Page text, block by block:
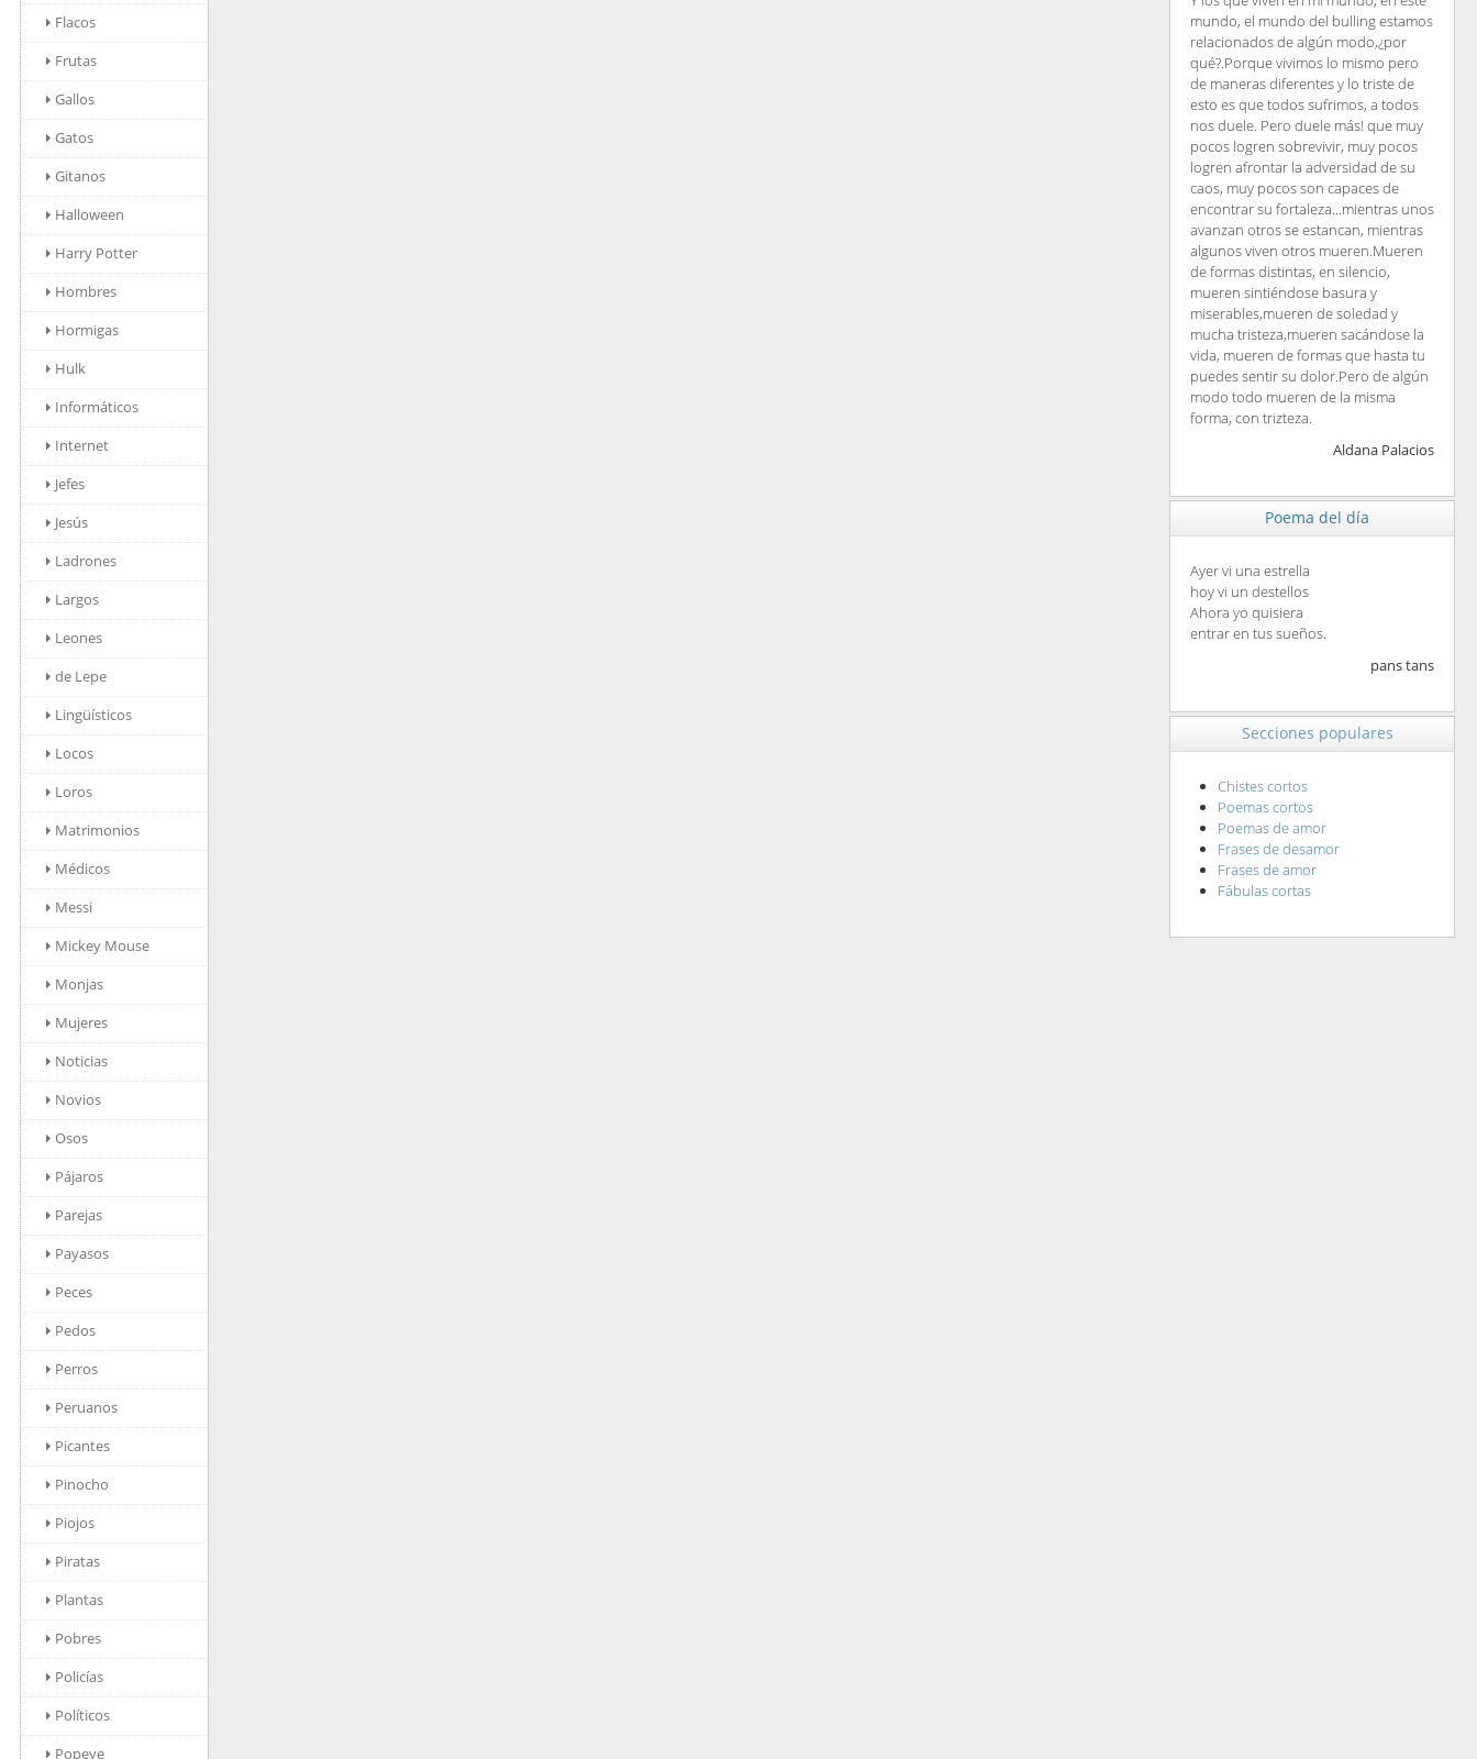
Flacos
Frutas
Gallos
Gatos
Gitanos
Halloween
Harry Potter
Hombres
Hormigas
Hulk
Informáticos
Internet
Jefes
Jesús
Ladrones
Largos
Leones
de Lepe
Lingüísticos
Locos
Loros
Matrimonios
Médicos
Messi
Mickey Mouse
Monjas
Mujeres
Noticias
Novios
Osos
Pájaros
Parejas
Payasos
Peces
Pedos
Perros
Peruanos
Picantes
Pinocho
Piojos
Piratas
Plantas
Pobres
Policías
Políticos
Popeye
mundo, el mundo del bulling estamos
relacionados de algún modo,¿por
qué?.Porque vivimos lo mismo pero
de maneras diferentes y lo triste de
esto es que todos sufrimos, a todos
nos duele. Pero duele más! que muy
pocos logren sobrevivir, muy pocos
logren afrontar la adversidad de su
caos, muy pocos son capaces de
encontrar su fortaleza...mientras unos
avanzan otros se estancan, mientras
algunos viven otros mueren.Mueren
de formas distintas, en silencio,
mueren sintiéndose basura y
miserables,mueren de soledad y
mucha tristeza,mueren sacándose la
vida, mueren de formas que hasta tu
puedes sentir su dolor.Pero de algún
modo todo mueren de la misma
forma, con trizteza.
Aldana Palacios
Poema del día
Ayer vi una estrella
hoy vi un destellos
Ahora yo quisiera
entrar en tus sueños.
pans tans
Secciones populares
Chistes cortos
Poemas cortos
Poemas de amor
Frases de desamor
Frases de amor
Fábulas cortas